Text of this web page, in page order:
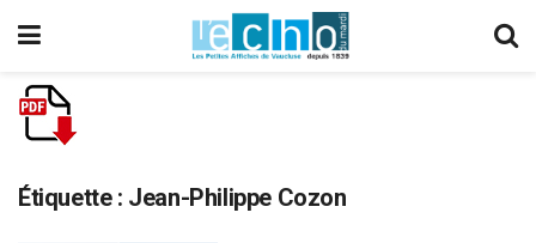
Étiquette : Jean-Philippe Cozon